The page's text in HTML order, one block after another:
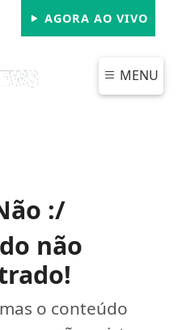
AGORA AO VIVO
MENU
:/
não
o conteúdo